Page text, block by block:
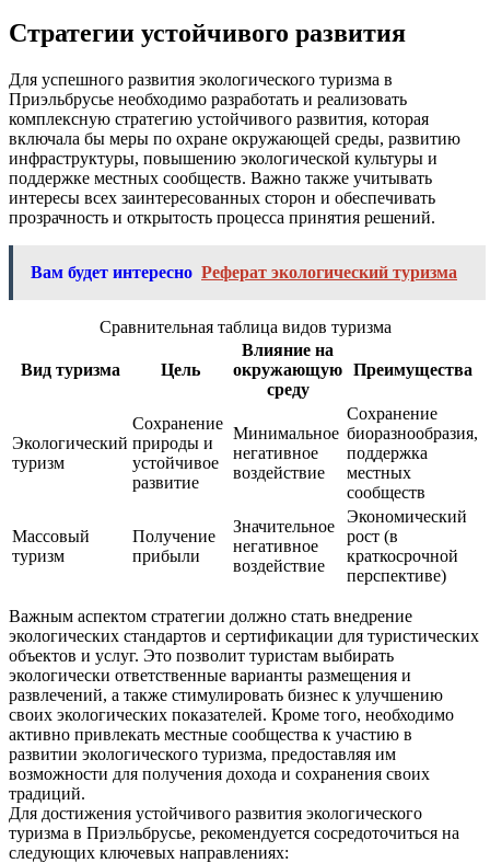
Стратегии устойчивого развития
Для успешного развития экологического туризма в
Приэльбрусье необходимо разработать и реализовать
комплексную стратегию устойчивого развития, которая
включала бы меры по охране окружающей среды, развитию
инфраструктуры, повышению экологической культуры и
поддержке местных сообществ. Важно также учитывать
интересы всех заинтересованных сторон и обеспечивать
прозрачность и открытость процесса принятия решений.
Вам будет интересно Реферат экологический туризма
Сравнительная таблица видов туризма
Вид туризма Цель
Влияние на
окружающую
среду
Преимущества
Экологический
туризм
Сохранение
природы и
устойчивое
развитие
Минимальное
негативное
воздействие
Сохранение
биоразнообразия,
поддержка
местных
сообществ
Массовый
туризм
Получение
прибыли
Значительное
негативное
воздействие
Экономический
рост (в
краткосрочной
перспективе)
Важным аспектом стратегии должно стать внедрение
экологических стандартов и сертификации для туристических
объектов и услуг. Это позволит туристам выбирать
экологически ответственные варианты размещения и
развлечений, а также стимулировать бизнес к улучшению
своих экологических показателей. Кроме того, необходимо
активно привлекать местные сообщества к участию в
развитии экологического туризма, предоставляя им
возможности для получения дохода и сохранения своих
традиций.
Для достижения устойчивого развития экологического
туризма в Приэльбрусье, рекомендуется сосредоточиться на
следующих ключевых направлениях: